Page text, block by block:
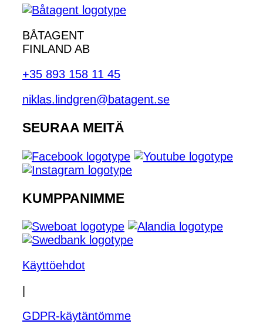
BÅTAGENT
FINLAND AB
+35 893 158 11 45
niklas.lindgren@batagent.se
SEURAA MEITÄ
KUMPPANIMME
Käyttöehdot
GDPR-käytäntömme